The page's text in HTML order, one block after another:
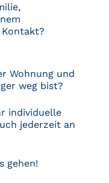
Wohnung und
weg bist?
individuelle
jederzeit an
gehen!